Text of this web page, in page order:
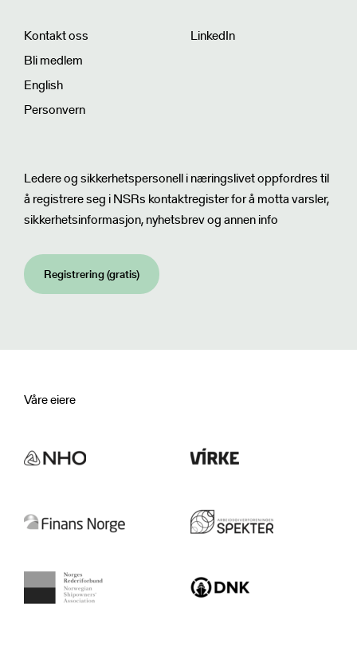
Kontakt oss
Bli medlem
English
Personvern
LinkedIn
Nyhetsbrev
Ledere og sikkerhetspersonell i næringslivet oppfordres til
å registrere seg i NSRs kontaktregister for å motta varsler,
sikkerhetsinformasjon, nyhetsbrev og annen info
Registrering (gratis)
Våre eiere